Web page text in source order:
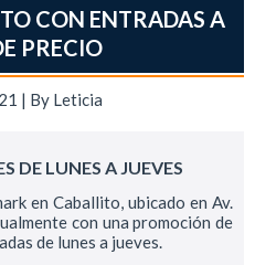
CON ENTRADAS A
PRECIO
| By Leticia
DE LUNES A JUEVES
en Caballito, ubicado en Av.
con una promoción de
de lunes a jueves.